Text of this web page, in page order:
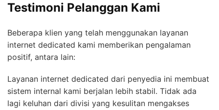
Testimoni Pelanggan Kami
Beberapa klien yang telah menggunakan layanan
internet dedicated kami memberikan pengalaman
positif, antara lain:
Layanan internet dedicated dari penyedia ini membuat
sistem internal kami berjalan lebih stabil. Tidak ada
lagi keluhan dari divisi yang kesulitan mengakses